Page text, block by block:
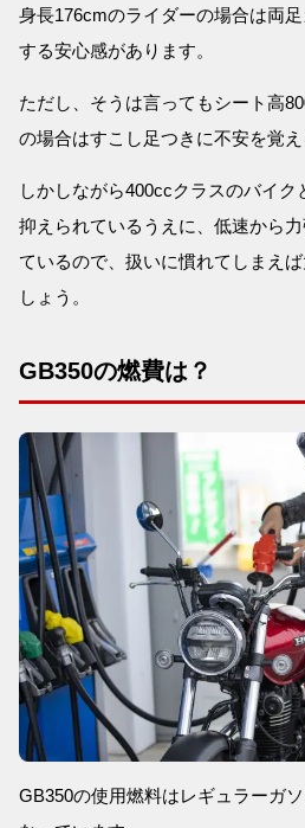
身長176cmのライダーの場合は両
する安心感があります。
ただし、そうは言ってもシート高
の場合はすこし足つきに不安を覚え
しかしながら400ccクラスのバイク
抑えられているうえに、低速から
ているので、扱いに慣れてしまえ
しょう。
GB350の燃費は？
GB350の使用燃料はレギュラーガ